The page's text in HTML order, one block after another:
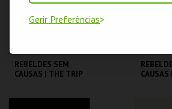
Gerir Preferências
COMPRAR
REBELDES SEM
CAUSAS | THE TRIP
CAUSAS